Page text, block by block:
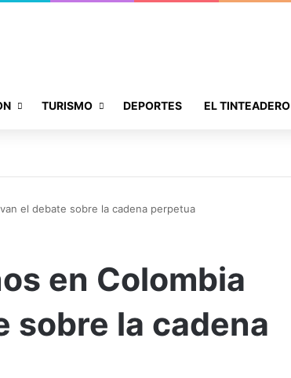
TURISMO DEPORTES EL TINTEADERO
el debate sobre la cadena perpetua
en Colombia
sobre la cadena